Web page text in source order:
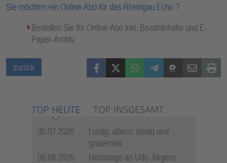
Sie möchten ein Online-Abo für das Rheingau Echo ?
Bestellen Sie Ihr Online-Abo inkl. Bezahlinhalte und E-
Paper-Archiv.
zurück FacebookX (Twitter)WhatsAppTelegramThreemaMail Print
TOP HEUTE TOP INSGESAMT
30.07.2026
Lustig, albern, bissig und
gnadenlos
06.08.2026
Hommage an Udo Jürgens